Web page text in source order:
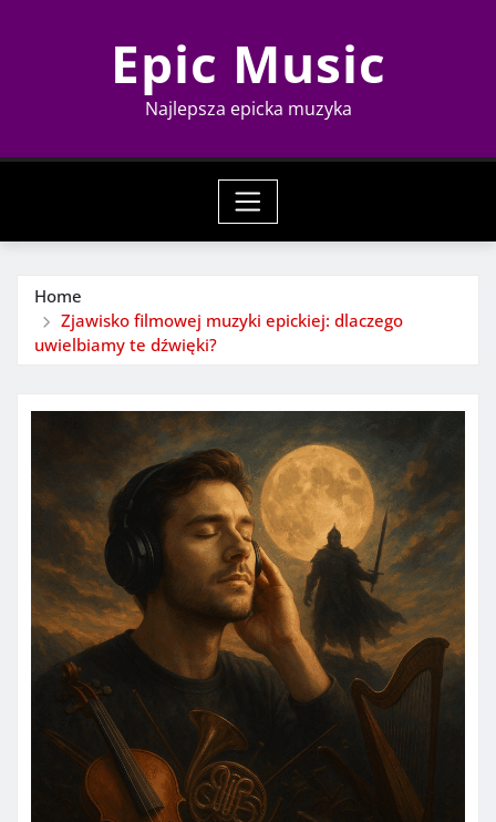
Epic Music
Najlepsza epicka muzyka
Home
Zjawisko filmowej muzyki epickiej: dlaczego
uwielbiamy te dźwięki?